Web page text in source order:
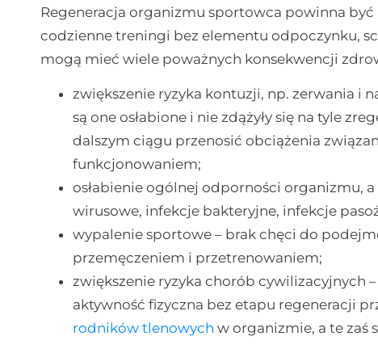
Regeneracja organizmu sportowca powinna
codzienne treningi bez elementu odpoczynku,
mogą mieć wiele poważnych konsekwencji
zwiększenie ryzyka kontuzji, np. zerwania i
są one osłabione i nie zdążyły się na tyle
dalszym ciągu przenosić obciążenia
funkcjonowaniem;
osłabienie ogólnej odporności organizmu,
wirusowe, infekcje bakteryjne, infekcje
wypalenie sportowe – brak chęci do
przemęczeniem i przetrenowaniem;
zwiększenie ryzyka chorób cywilizacyjnych
aktywność fizyczna bez etapu regeneracji
rodników tlenowych w organizmie, a te zaś